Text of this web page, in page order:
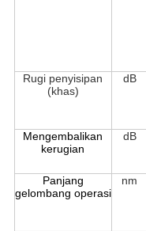
Rugi penyisipan
(khas)
dB
Mengembalikan
kerugian
dB
Panjang
gelombang operasi
nm